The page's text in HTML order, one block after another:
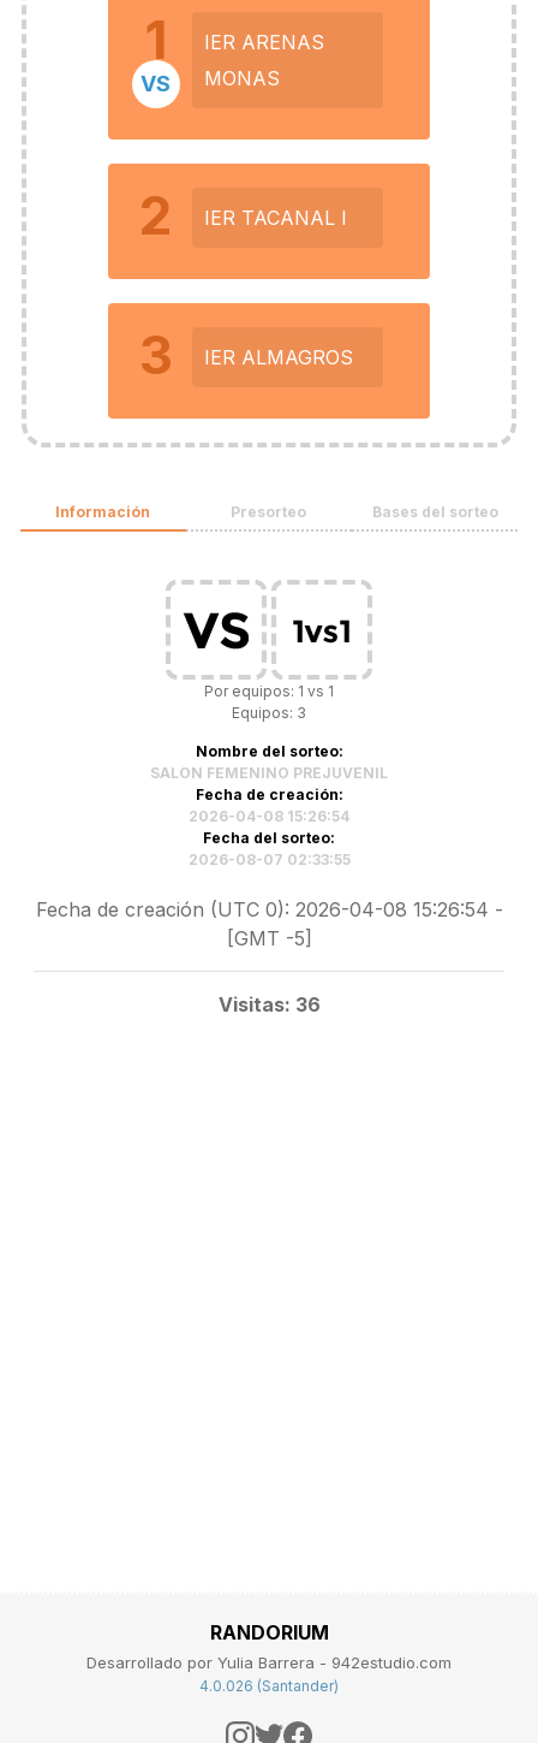
1
IER ARENAS
MONAS
VS
2 IER TACANAL I
3 IER ALMAGROS
Información Presorteo Bases del sorteo
Por equipos: 1 vs 1
Equipos: 3
Nombre del sorteo:
SALON FEMENINO PREJUVENIL
Fecha de creación:
2026-04-08 15:26:54
Fecha del sorteo:
2026-08-07 02:33:55
Fecha de creación (UTC 0): 2026-04-08 15:26:54 -
[GMT -5]
Visitas: 36
RANDORIUM
Desarrollado por Yulia Barrera - 942estudio.com
4.0.026 (Santander)